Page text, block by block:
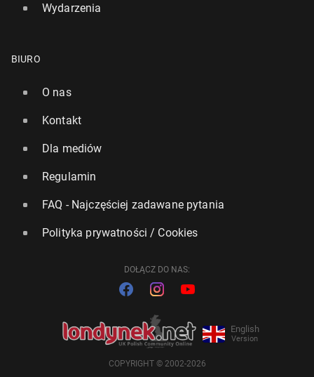
Wydarzenia
BIURO
O nas
Kontakt
Dla mediów
Regulamin
FAQ - Najczęściej zadawane pytania
Polityka prywatności / Cookies
DOŁĄCZ DO NAS:
English
Version
COPYRIGHT © 2002-2026